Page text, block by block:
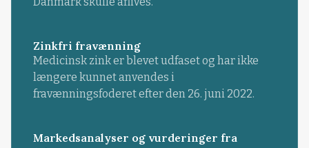
Zinkfri fravænning
Medicinsk zink er blevet udfaset og har ikke
længere kunnet anvendes i
fravænningsfoderet efter den 26. juni 2022.
Markedsanalyser og vurderinger fra